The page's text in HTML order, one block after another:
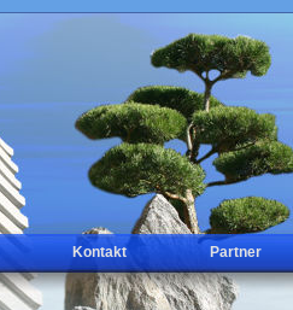
Kontakt Partner